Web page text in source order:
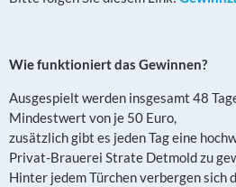
Wie funktioniert das Gewinnen?
Ausgespielt werden insgesamt 48
Mindestwert von je 50 Euro,
zusätzlich gibt es jeden Tag eine
Privat-Brauerei Strate Detmold zu
Hinter jedem Türchen verbergen sich